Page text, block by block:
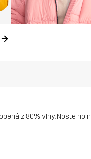
z 80% vlny. Noste ho